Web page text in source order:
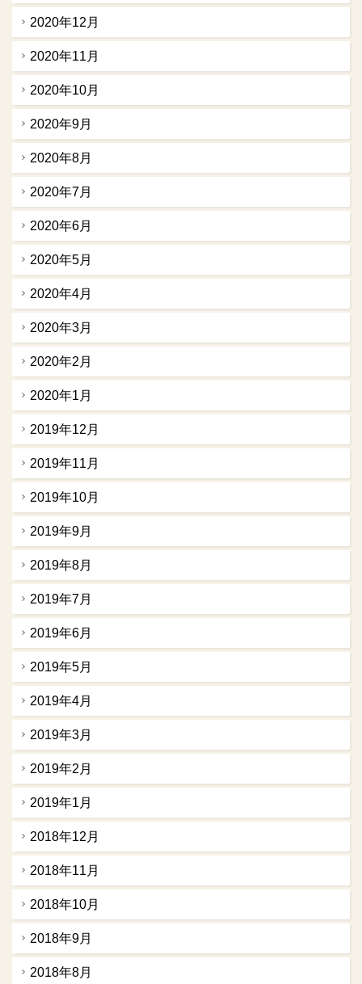
2020年12月
2020年11月
2020年10月
2020年9月
2020年8月
2020年7月
2020年6月
2020年5月
2020年4月
2020年3月
2020年2月
2020年1月
2019年12月
2019年11月
2019年10月
2019年9月
2019年8月
2019年7月
2019年6月
2019年5月
2019年4月
2019年3月
2019年2月
2019年1月
2018年12月
2018年11月
2018年10月
2018年9月
2018年8月